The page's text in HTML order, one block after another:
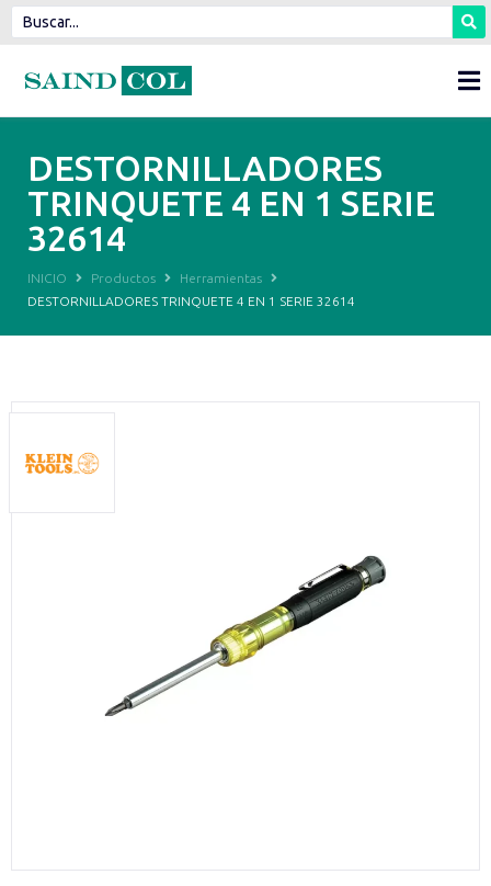
DESTORNILLADORES
TRINQUETE 4 EN 1 SERIE
32614
INICIO Productos
Herramientas
DESTORNILLADORES TRINQUETE 4 EN 1 SERIE 32614